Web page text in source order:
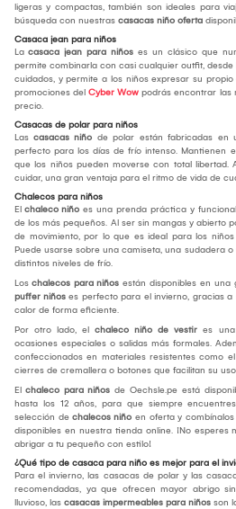
ligeras y compactas, también son ideales para
búsqueda con nuestras casacas niño oferta
Casaca jean para niños
La casaca jean para niños es un clásico que
permite combinarla con casi cualquier outfit,
cuidados, y permite a los niños expresar su
promociones del Cyber Wow podrás encontrar las
precio.
Casacas de polar para niños
Las casacas niño de polar están fabricadas en
perfecto para los días de frío intenso. Mantienen
que los niños pueden moverse con total libertad.
cuidar, una gran ventaja para el ritmo de vida de
Chalecos para niños
El chaleco niño es una prenda práctica y
de los más pequeños. Al ser sin mangas y abierto
de movimiento, por lo que es ideal para los
Puede usarse sobre una camiseta, una sudadera
distintos niveles de frío.
Los chalecos para niños están disponibles en una
puffer niños es perfecto para el invierno, gracias
calor de forma eficiente.
Por otro lado, el chaleco niño de vestir es
ocasiones especiales o salidas más formales.
confeccionados en materiales resistentes como
cierres de cremallera o botones que facilitan su
El chaleco para niños de Oechsle.pe está
hasta los 12 años, para que siempre
selección de chalecos niño en oferta y
disponibles en nuestra tienda online. ¡No
abrigar a tu pequeño con estilo!
¿Qué tipo de casaca para niño es mejor para el
Para el invierno, las casacas de polar y las
recomendadas, ya que ofrecen mayor abrigo
lluvioso, las casacas impermeables para niños son